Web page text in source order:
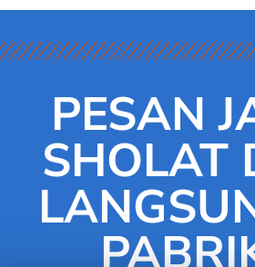
PESAN
SHOLAT